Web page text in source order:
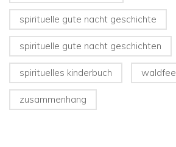
spirituelle gute nacht geschichte
spirituelle gute nacht geschichten
spirituelles kinderbuch waldfee
zusammenhang